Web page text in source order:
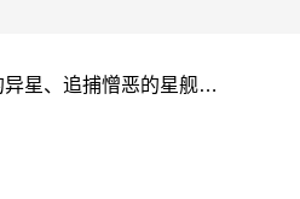
异星、追捕憎恶的星舰…